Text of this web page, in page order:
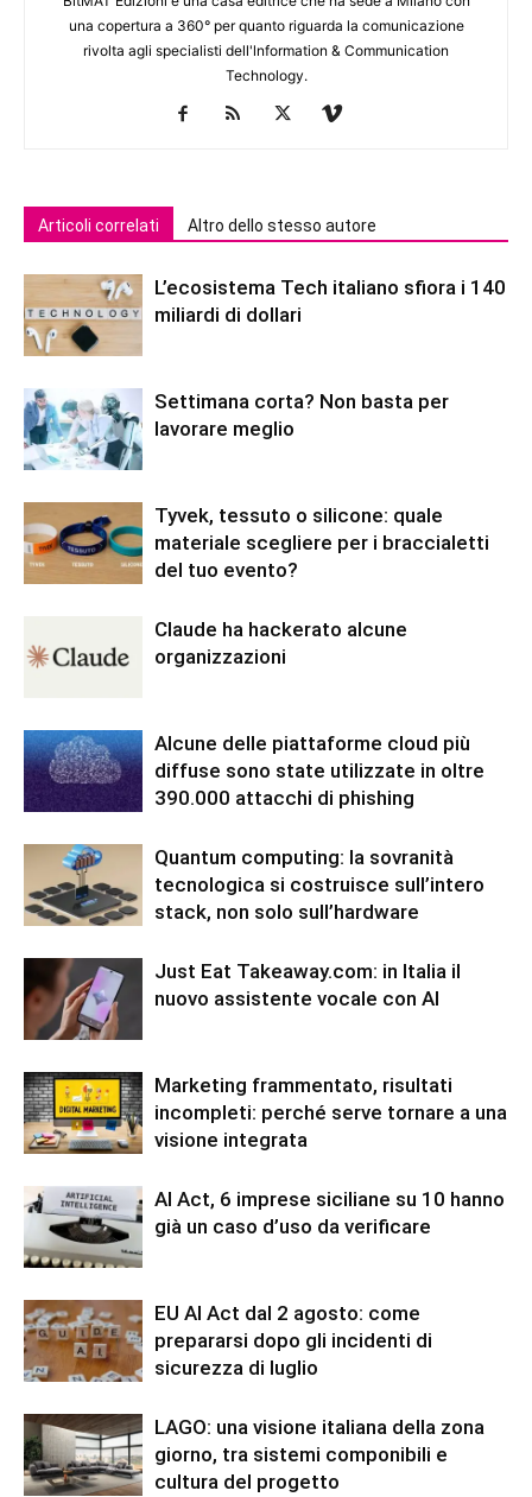
una copertura a 360° per quanto riguarda la comunicazione
rivolta agli specialisti dell'lnformation & Communication
Technology.
Articoli correlati Altro dello stesso autore
L’ecosistema Tech italiano sfiora i 140
miliardi di dollari
Settimana corta? Non basta per
lavorare meglio
Tyvek, tessuto o silicone: quale
materiale scegliere per i braccialetti
del tuo evento?
Claude ha hackerato alcune
organizzazioni
Alcune delle piattaforme cloud più
diffuse sono state utilizzate in oltre
390.000 attacchi di phishing
Quantum computing: la sovranità
tecnologica si costruisce sull’intero
stack, non solo sull’hardware
Just Eat Takeaway.com: in Italia il
nuovo assistente vocale con AI
Marketing frammentato, risultati
incompleti: perché serve tornare a una
visione integrata
AI Act, 6 imprese siciliane su 10 hanno
già un caso d’uso da verificare
EU AI Act dal 2 agosto: come
prepararsi dopo gli incidenti di
sicurezza di luglio
LAGO: una visione italiana della zona
giorno, tra sistemi componibili e
cultura del progetto